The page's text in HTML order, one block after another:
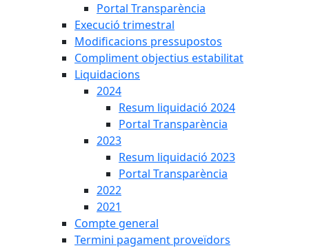
Portal Transparència
Execució trimestral
Modificacions pressupostos
Compliment objectius estabilitat
Liquidacions
2024
Resum liquidació 2024
Portal Transparència
2023
Resum liquidació 2023
Portal Transparència
2022
2021
Compte general
Termini pagament proveïdors